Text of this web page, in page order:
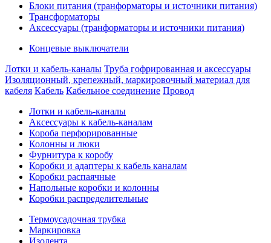
Блоки питания (транформаторы и источники питания)
Трансформаторы
Аксессуары (транформаторы и источники питания)
Концевые выключатели
Лотки и кабель-каналы Труба гофрированная и аксессуары
Изоляционный, крепежный, маркировочный материал для
кабеля Кабель Кабельное соединение Провод
Лотки и кабель-каналы
Аксессуары к кабель-каналам
Короба перфорированные
Колонны и люки
Фурнитура к коробу
Коробки и адаптеры к кабель каналам
Коробки распаячные
Напольные коробки и колонны
Коробки распределительные
Термоусадочная трубка
Маркировка
Изолента